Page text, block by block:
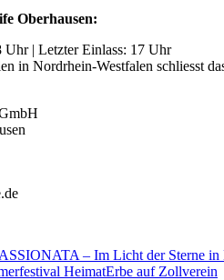
Oberhausen:
Uhr | Letzter Einlass: 17 Uhr
in Nordrhein-Westfalen schliesst
– Im Licht der Sterne in
HeimatErbe auf Zollverein